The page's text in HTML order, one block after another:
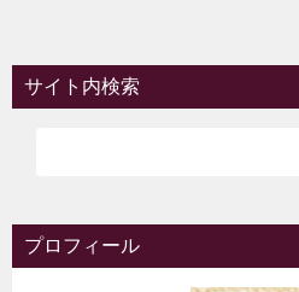
サイト内検索
プロフィール